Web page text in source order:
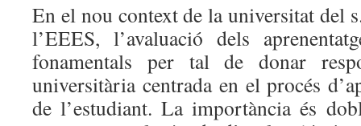
En el nou context de la universitat del
l’EEES, l’avaluació dels
fonamentals per tal de donar
universitària centrada en el procés
de l’estudiant. La importància és